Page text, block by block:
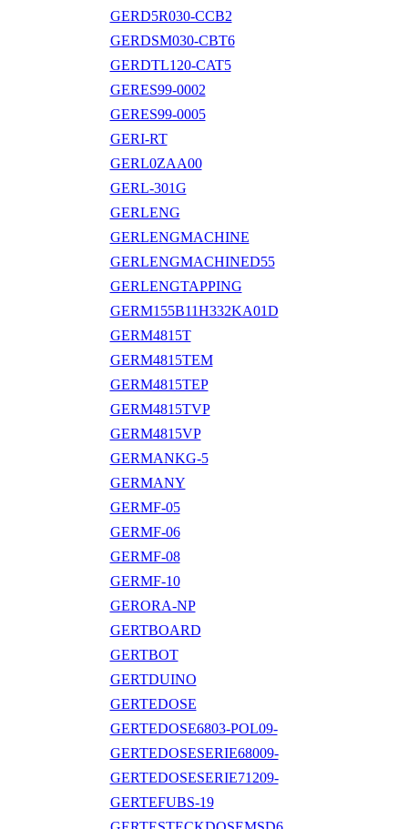
GERD5R030-CCB2
GERDSM030-CBT6
GERDTL120-CAT5
GERES99-0002
GERES99-0005
GERI-RT
GERL0ZAA00
GERL-301G
GERLENG
GERLENGMACHINE
GERLENGMACHINED55
GERLENGTAPPING
GERM155B11H332KA01D
GERM4815T
GERM4815TEM
GERM4815TEP
GERM4815TVP
GERM4815VP
GERMANKG-5
GERMANY
GERMF-05
GERMF-06
GERMF-08
GERMF-10
GERORA-NP
GERTBOARD
GERTBOT
GERTDUINO
GERTEDOSE
GERTEDOSE6803-POL09-
GERTEDOSESERIE68009-
GERTEDOSESERIE71209-
GERTEFUBS-19